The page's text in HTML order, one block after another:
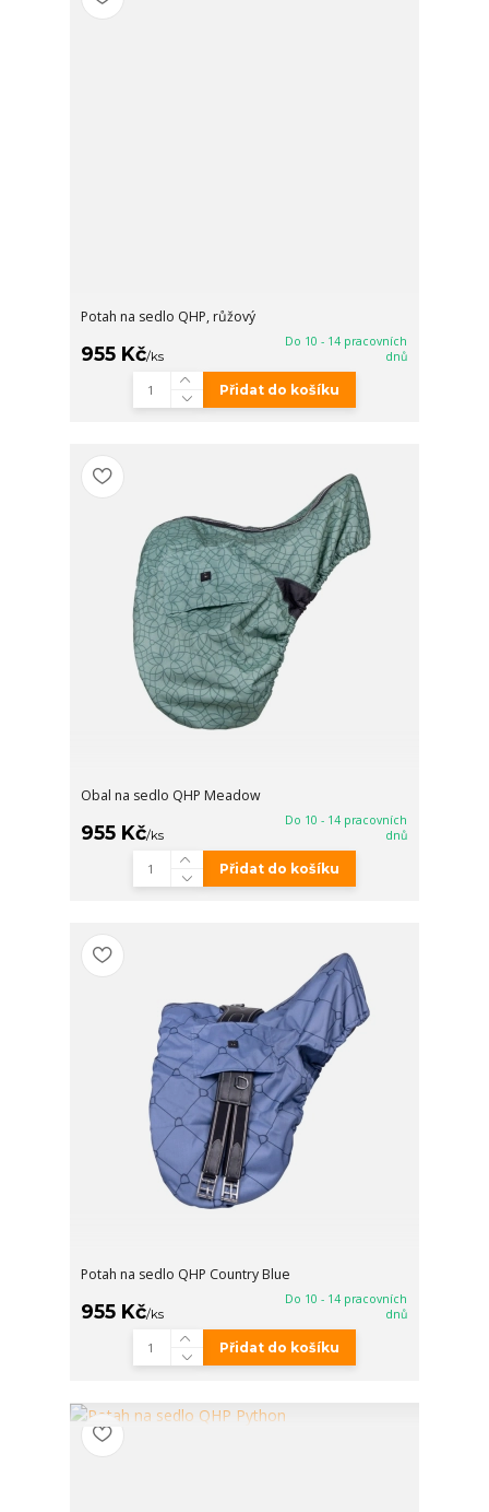
Potah na sedlo QHP, růžový
955 Kč/ks
Do 10 - 14 pracovních
dnů
Přidat do košíku
Obal na sedlo QHP Meadow
955 Kč/ks
Do 10 - 14 pracovních
dnů
Přidat do košíku
Potah na sedlo QHP Country Blue
955 Kč/ks
Do 10 - 14 pracovních
dnů
Přidat do košíku